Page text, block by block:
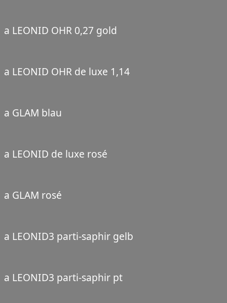
a LEONID OHR 0,27 gold
a LEONID OHR de luxe 1,14
a GLAM blau
a LEONID de luxe rosé
a GLAM rosé
a LEONID3 parti-saphir gelb
a LEONID3 parti-saphir pt